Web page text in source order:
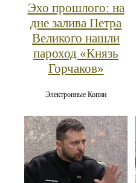
Эхо прошлого: на
дне залива Петра
Великого нашли
пароход «Князь
Горчаков»
Электронные Копии